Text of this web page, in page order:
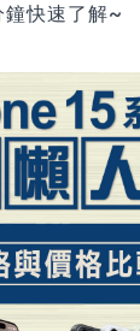
快速了解~